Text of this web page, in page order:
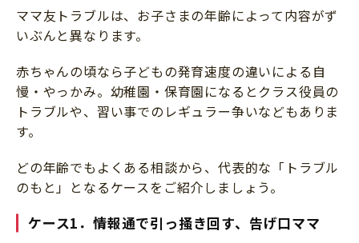
ママ友トラブルは、お子さまの年齢によって内容がず
いぶんと異なります。
赤ちゃんの頃なら子どもの発育速度の違いによる自
慢・やっかみ。幼稚園・保育園になるとクラス役員の
トラブルや、習い事でのレギュラー争いなどもありま
す。
どの年齢でもよくある相談から、代表的な「トラブル
のもと」となるケースをご紹介しましょう。
ケース1．情報通で引っ掻き回す、告げ口ママ